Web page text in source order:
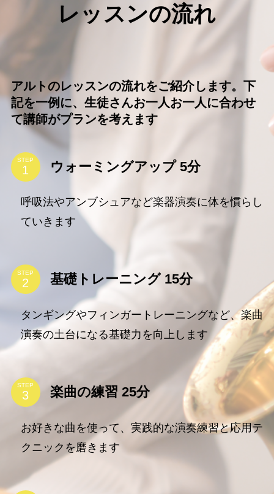
レッスンの流れ
アルトのレッスンの流れをご紹介します。下
記を一例に、生徒さんお一人お一人に合わせ
て講師がプランを考えます
STEP ウォーミングアップ 5分
呼吸法やアンブシュアなど楽器演奏に体を慣らし
ていきます
STEP 基礎トレーニング 15分
タンギングやフィンガートレーニングなど、楽曲
演奏の土台になる基礎力を向上します
STEP 楽曲の練習 25分
お好きな曲を使って、実践的な演奏練習と応用テ
クニックを磨きます